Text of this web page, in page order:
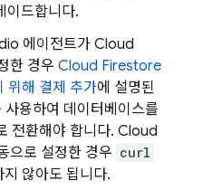
이드합니다.
에이전트가 Cloud
한 경우 Cloud Firestore
위해 결제 추가에 설명된
사용하여 데이터베이스를
전환해야 합니다. Cloud
으로 설정한 경우 curl
않아도 됩니다.